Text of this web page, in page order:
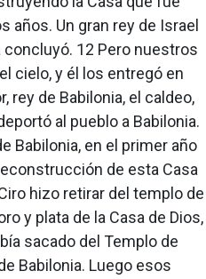
años. Un gran rey de Israel
12 Pero nuestros
cielo, y él los entregó en
rey de Babilonia, el caldeo,
al pueblo a Babilonia.
Babilonia, en el primer año
de esta Casa
hizo retirar del templo de
y plata de la Casa de Dios,
sacado del Templo de
Babilonia. Luego esos